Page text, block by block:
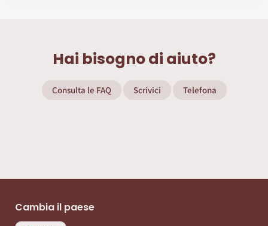
Hai bisogno di aiuto?
Consulta le FAQ Scrivici Telefona
Cambia il paese